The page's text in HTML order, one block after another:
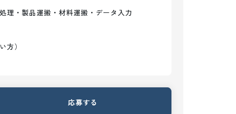
理・製品運搬・材料運搬・データ入力
方）
応募する